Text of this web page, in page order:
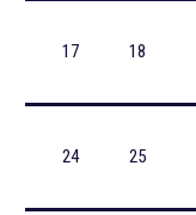
17 18
24 25